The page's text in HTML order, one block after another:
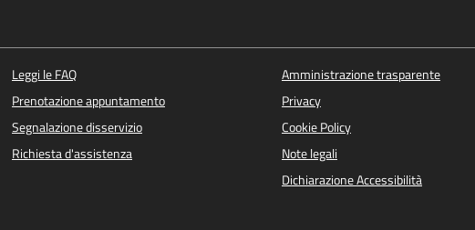
Leggi le FAQ
Prenotazione appuntamento
Segnalazione disservizio
Richiesta d'assistenza
Amministrazione trasparente
Privacy
Cookie Policy
Note legali
Dichiarazione Accessibilità